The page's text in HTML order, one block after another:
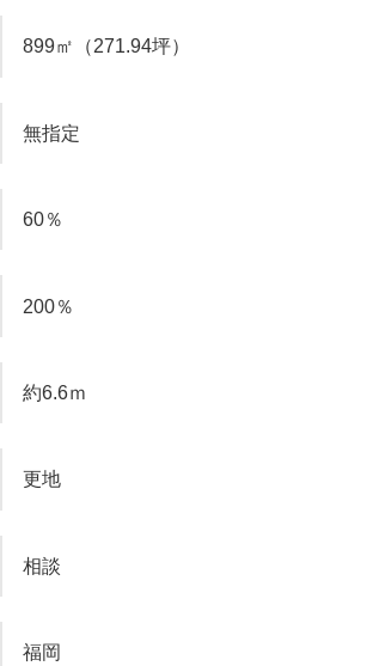
899㎡（271.94坪）
無指定
60％
200％
約6.6ｍ
更地
相談
福岡